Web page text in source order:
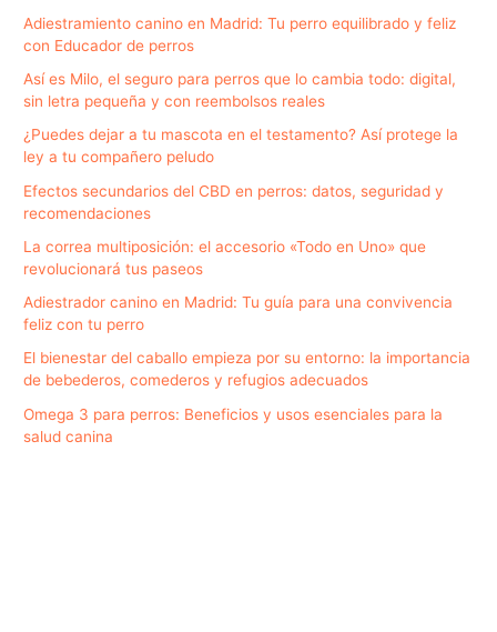
Adiestramiento canino en Madrid: Tu perro equilibrado y feliz
con Educador de perros
Así es Milo, el seguro para perros que lo cambia todo: digital,
sin letra pequeña y con reembolsos reales
¿Puedes dejar a tu mascota en el testamento? Así protege la
ley a tu compañero peludo
Efectos secundarios del CBD en perros: datos, seguridad y
recomendaciones
La correa multiposición: el accesorio «Todo en Uno» que
revolucionará tus paseos
Adiestrador canino en Madrid: Tu guía para una convivencia
feliz con tu perro
El bienestar del caballo empieza por su entorno: la importancia
de bebederos, comederos y refugios adecuados
Omega 3 para perros: Beneficios y usos esenciales para la
salud canina